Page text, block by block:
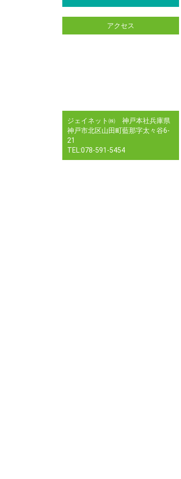
アクセス
ジェイネット㈱ 神戸本社兵庫県
神戸市北区山田町藍那字太々谷6-
21
TEL:078-591-5454